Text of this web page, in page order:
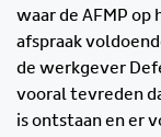
waar de AFMP op
afspraak
de werkgever
vooral tevreden
is ontstaan en er